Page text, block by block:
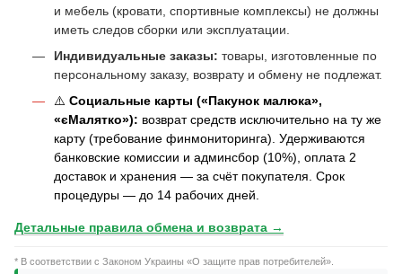
и мебель (кровати, спортивные комплексы) не должны
иметь следов сборки или эксплуатации.
Индивидуальные заказы: товары, изготовленные по
персональному заказу, возврату и обмену не подлежат.
⚠️ Социальные карты («Пакунок малюка»,
«єМалятко»): возврат средств исключительно на ту же
карту (требование финмониторинга). Удерживаются
банковские комиссии и админсбор (10%), оплата 2
доставок и хранения — за счёт покупателя. Срок
процедуры — до 14 рабочих дней.
Детальные правила обмена и возврата →
* В соответствии с Законом Украины «О защите прав потребителей».